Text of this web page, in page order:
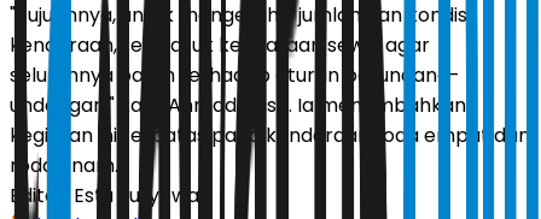
"Tujuannya, untuk mengetahui jumlah dan kondisi
kendaraan, termasuk kendaraan sewa, agar
seluruhnya patuh terhadap aturan perundang-
undangan," kata Ahmad Nasir. Ia menambahkan,
kegiatan ini terbatas pada kendaraan roda empat dan
roda enam.
Editor: Estu Suryowati